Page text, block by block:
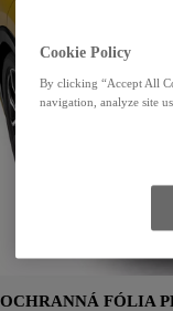
OCHRANNÁ FÓLIA
Cookie Policy
By clicking “Accept All
navigation, analyze site